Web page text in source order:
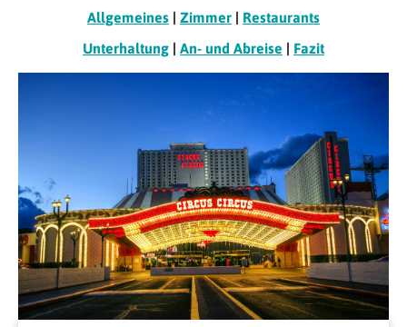
Allgemeines | Zimmer | Restaurants
Unterhaltung | An- und Abreise | Fazit